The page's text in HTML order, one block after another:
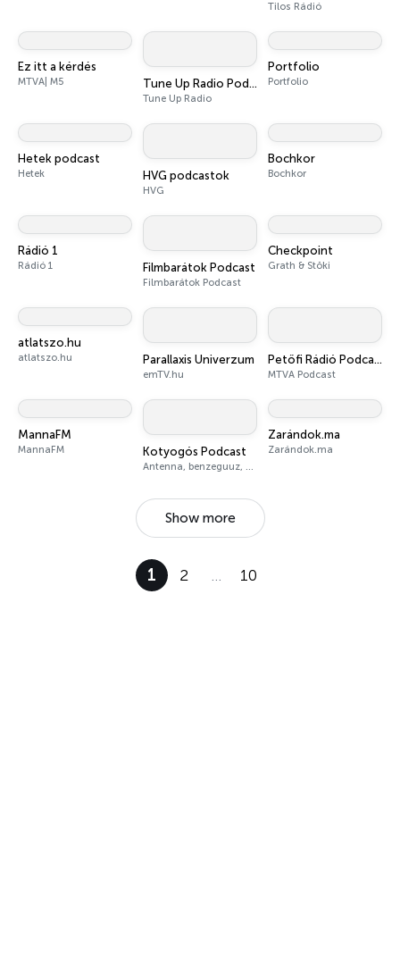
Tilos Rádió
Ez itt a kérdés
MTVA| M5 Tune Up Radio Podcast
Tune Up Radio
Portfolio
Portfolio
Hetek podcast
Hetek HVG podcastok
HVG
Bochkor
Bochkor
Rádió 1
Rádió 1 Filmbarátok Podcast
Filmbarátok Podcast
Checkpoint
Grath & Stöki
atlatszo.hu
atlatszo.hu Parallaxis Univerzum
emTV.hu
Petőfi Rádió Podcast
MTVA Podcast
MannaFM
MannaFM Kotyogós Podcast
Antenna, benzeguuz, who_is_g
Zarándok.ma
Zarándok.ma
Show more
1 2 … 10